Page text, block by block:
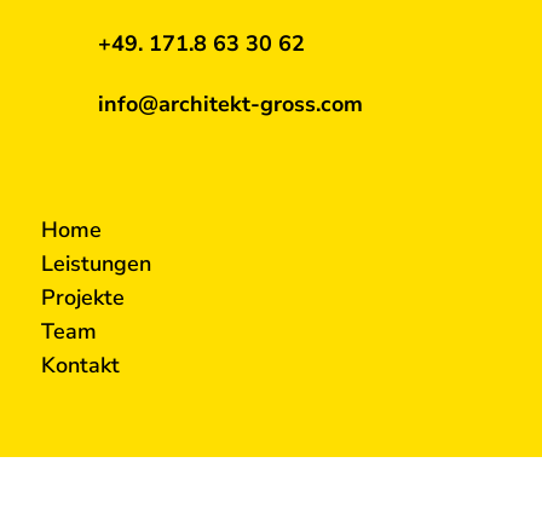
+49. 171.8 63 30 62
info@architekt-gross.com
Home
Leistungen
Projekte
Team
Kontakt